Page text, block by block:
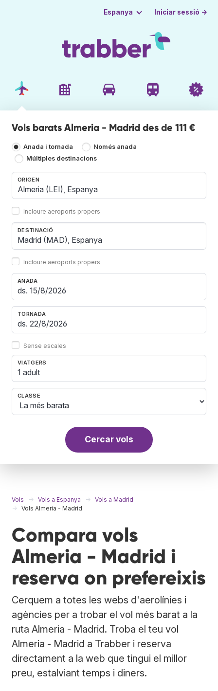
Espanya Iniciar sessió →
Vols barats Almeria - Madrid des de 111 €
Anada i tornada
Només anada
Múltiples destinacions
ORIGEN
Incloure aeroports propers
DESTINACIÓ
Incloure aeroports propers
ANADA
TORNADA
Sense escales
VIATGERS
1 adult
CLASSE
Cercar vols
Vols Vols a Espanya
Vols a Madrid
Vols Almeria - Madrid
Compara vols
Almeria - Madrid i
reserva on prefereixis
Cerquem a totes les webs d'aerolínies i
agències per a trobar el vol més barat a la
ruta Almeria - Madrid. Troba el teu vol
Almeria - Madrid a Trabber i reserva
directament a la web que tingui el millor
preu, estalviant temps i diners.